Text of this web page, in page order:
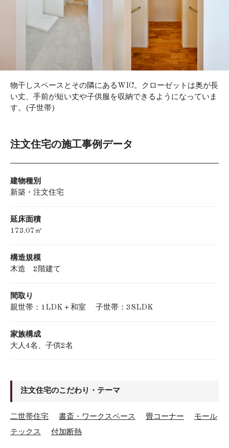
物干しスペースとその隣にあるWIC。クローゼットは奥が長
い丈、手前が短い丈や子供服を収納できるようになっていま
す。(子世帯)
注文住宅の施工事例データ
建物種別
新築・注文住宅
延床面積
173.07㎡
構造規模
木造 2階建て
間取り
親世帯：1LDK＋和室 子世帯：3SLDK
家族構成
大人4名、子供2名
注文住宅のこだわり・テーマ
二世帯住宅 書斎・ワークスペース 畳コーナー
モール
テックス
付加断熱